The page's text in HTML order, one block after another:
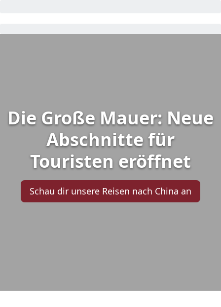
Die Große Mauer: Neue
Abschnitte für
Touristen eröffnet
Schau dir unsere Reisen nach China an